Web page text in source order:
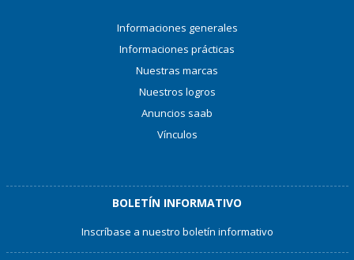
Informaciones generales
Informaciones prácticas
Nuestras marcas
Nuestros logros
Anuncios saab
Vínculos
BOLETÍN INFORMATIVO
Inscríbase a nuestro boletín informativo